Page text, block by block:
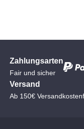
Zahlungsarten
Fair und sicher
Versand
Ab 150€